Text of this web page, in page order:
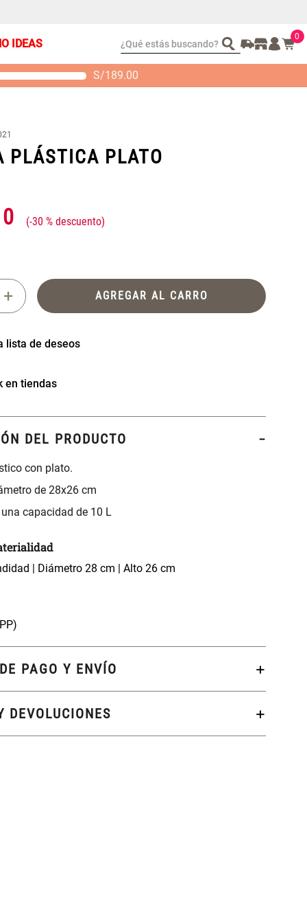
IDEAS ¿Qué estás buscando? 0
S/189.00
PLÁSTICA PLATO
-30 %
+ AGREGAR AL CARRO
en tiendas
DEL PRODUCTO
con plato.
de 28x26 cm
capacidad de 10 L
| Diámetro 28 cm | Alto 26 cm
PAGO Y ENVÍO
DEVOLUCIONES